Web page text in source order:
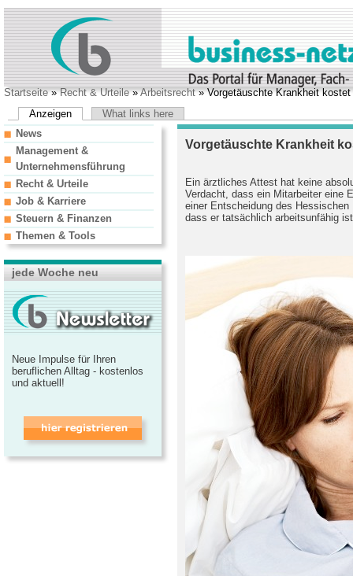
Startseite»Recht & Urteile»Arbeitsrecht» Vorgetäuschte Krankheit kostet
Anzeigen
What links here
Vorgetäuschte Krankheit
Ein ärztliches Attest hat keine
Verdacht, dass ein Mitarbeiter eine
einer Entscheidung des
dass er tatsächlich arbeitsunfähig
News
Management &
Unternehmensführung
Recht & Urteile
Job & Karriere
Steuern & Finanzen
Themen & Tools
jede Woche neu
Neue Impulse für Ihren
beruflichen Alltag - kostenlos
und aktuell!